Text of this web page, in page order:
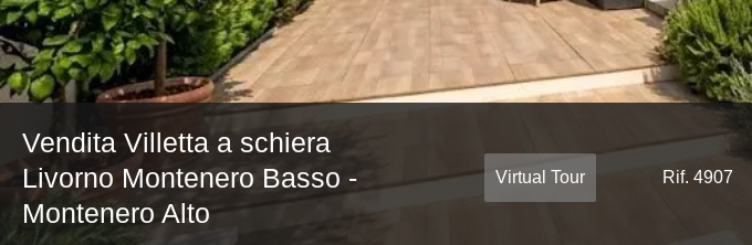
Vendita Villetta a schiera
Livorno Montenero Basso -
Montenero Alto
Virtual Tour Rif. 4907